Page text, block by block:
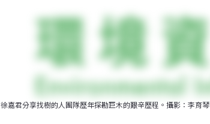
徐嘉君分享找樹的人團隊歷年探勘巨木的艱辛歷程。攝影：李育琴